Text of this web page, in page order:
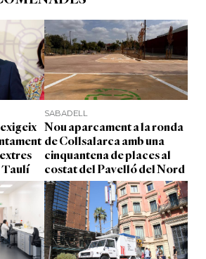
Taulí
SABADELL
Nou aparcament a la ronda
de Collsalarca amb una
cinquantena de places al
costat del Pavelló del Nord